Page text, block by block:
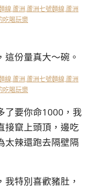
份量真大～碗。
了要你命1000，我
接竄上頭頂，邊吃
太辣還跑去隔壁隔
特別喜歡豬肚，